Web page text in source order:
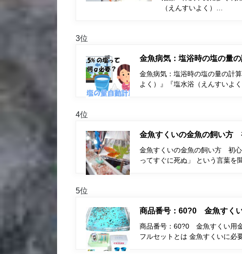
（えんすいよく）…
3位
金魚病気：塩浴時の塩の量の
金魚病気：塩浴時の塩の量の計
よく）』『塩水浴（えんすいよ
4位
金魚すくいの金魚の飼い
金魚すくいの金魚の飼い方 初
ってすぐに死ぬ」 という言葉を
5位
商品番号：60?0 金魚すく
商品番号：60?0 金魚すくい用
フルセットとは 金魚すくいに必